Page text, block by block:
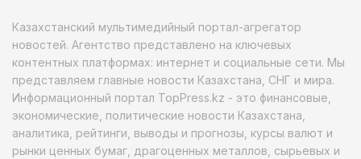
Казахстанский мультимедийный портал-агрегатор
новостей. Агентство представлено на ключевых
контентных платформах: интернет и социальные сети. Мы
представляем главные новости Казахстана, СНГ и мира.
Информационный портал TopPress.kz - это финансовые,
экономические, политические новости Казахстана,
аналитика, рейтинги, выводы и прогнозы, курсы валют и
рынки ценных бумаг, драгоценных металлов, сырьевых и